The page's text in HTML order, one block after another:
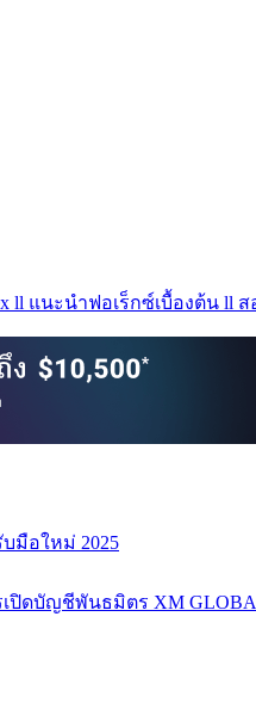
ll แนะนำฟอเร็กซ์เบื้องต้น ll
บมือใหม่ 2025
ดบัญชีพันธมิตร XM